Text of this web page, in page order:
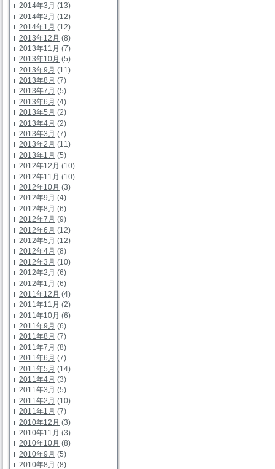
2014年3月 (13)
2014年2月 (12)
2014年1月 (12)
2013年12月 (8)
2013年11月 (7)
2013年10月 (5)
2013年9月 (11)
2013年8月 (7)
2013年7月 (5)
2013年6月 (4)
2013年5月 (2)
2013年4月 (2)
2013年3月 (7)
2013年2月 (11)
2013年1月 (5)
2012年12月 (10)
2012年11月 (10)
2012年10月 (3)
2012年9月 (4)
2012年8月 (6)
2012年7月 (9)
2012年6月 (12)
2012年5月 (12)
2012年4月 (8)
2012年3月 (10)
2012年2月 (6)
2012年1月 (6)
2011年12月 (4)
2011年11月 (2)
2011年10月 (6)
2011年9月 (6)
2011年8月 (7)
2011年7月 (8)
2011年6月 (7)
2011年5月 (14)
2011年4月 (3)
2011年3月 (5)
2011年2月 (10)
2011年1月 (7)
2010年12月 (3)
2010年11月 (3)
2010年10月 (8)
2010年9月 (5)
2010年8月 (8)